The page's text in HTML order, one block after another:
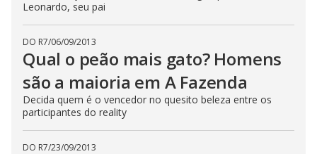
Leonardo, seu pai
DO R7/06/09/2013
Qual o peão mais gato? Homens
são a maioria em A Fazenda
Decida quem é o vencedor no quesito beleza entre os
participantes do reality
DO R7/23/09/2013